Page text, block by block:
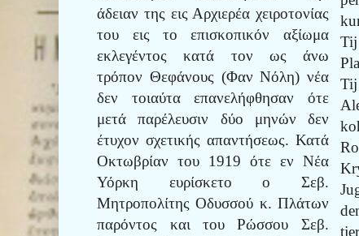
άδειαν της εις Αρχιερέα χειροτονίας
του εις το επισκοπικόν αξίωμα
εκλεγέντος κατά τον ως άνω
τρόπον Θεφάνους (Φαν Νόλη) νέα
δεν τοιαύτα επανελήφθησαν ότε
μετά παρέλευσιν δύο μηνών δεν
έτυχον σχετικής απαντήσεως. Κατά
Οκτωβρίαν του 1919 ότε εν Νέα
Υόρκη ευρίσκετο ο Σεβ.
Μητροπολίτης Οδυσσού κ. Πλάτων
παρόντος και του Ρώσσου Σεβ.